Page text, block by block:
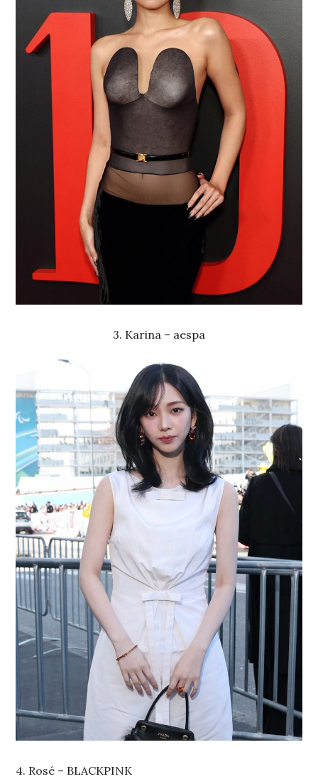
3. Karina – aespa
4. Rosé – BLACKPINK